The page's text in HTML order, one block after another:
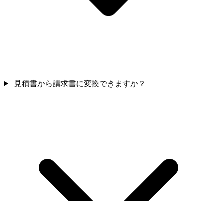
見積書から請求書に変換できますか？